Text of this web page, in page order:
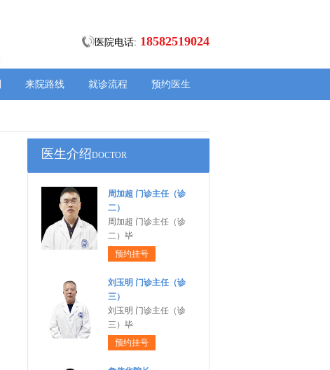
医院电话: 18582519024
来院路线 就诊流程 预约医生
医生介绍DOCTOR
周加超 门诊主任（诊
二）
周加超 门诊主任（诊
二）毕
预约挂号
刘玉明 门诊主任（诊
三）
刘玉明 门诊主任（诊
三）毕
预约挂号